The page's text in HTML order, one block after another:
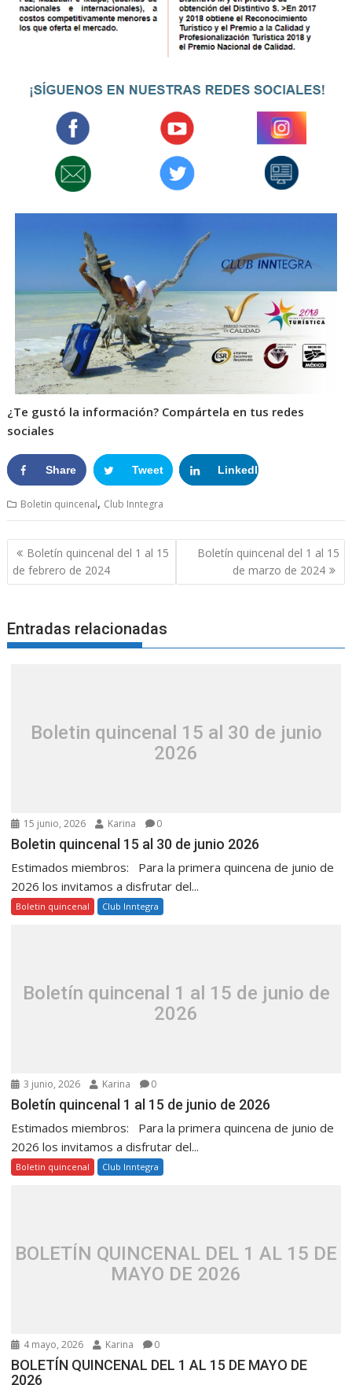
¿Te gustó la información? Compártela en tus redes
sociales
Share Tweet LinkedIn
Boletin quincenal, Club Inntegra
Boletín quincenal del 1 al 15
de febrero de 2024
Boletín quincenal del 1 al 15
de marzo de 2024
Entradas relacionadas
Boletin quincenal 15 al 30 de junio
2026
15 junio, 2026 Karina 0
Boletin quincenal 15 al 30 de junio 2026
Estimados miembros: Para la primera quincena de junio de
2026 los invitamos a disfrutar del...
Boletin quincenal Club Inntegra
Boletín quincenal 1 al 15 de junio de
2026
3 junio, 2026 Karina 0
Boletín quincenal 1 al 15 de junio de 2026
Estimados miembros: Para la primera quincena de junio de
2026 los invitamos a disfrutar del...
Boletin quincenal Club Inntegra
BOLETÍN QUINCENAL DEL 1 AL 15 DE
MAYO DE 2026
4 mayo, 2026 Karina 0
BOLETÍN QUINCENAL DEL 1 AL 15 DE MAYO DE
2026